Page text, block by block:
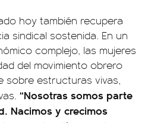
hoy también recupera
sindical sostenida. En un
complejo, las mujeres
del movimiento obrero
sobre estructuras vivas,
“Nosotras somos parte
Nacimos y crecimos